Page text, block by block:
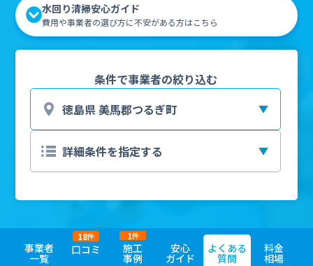
水回り清掃安心ガイド
費用や事業者の選び方に不安がある方はこちら
条件で事業者の絞り込む
事業者
一覧
口コミ
18件
施工
事例
1件
安心
ガイド
よくある
質問
料金
相場